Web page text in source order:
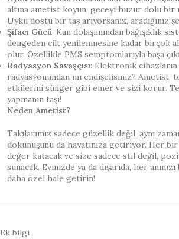
altına ametist koyun, geceyi huzur dolu bir
Uyku dostu bir taş arıyorsanız, aradığınız
Şifacı Gücü: Kan dolaşımından bağışıklık
dengeden cilt yenilenmesine kadar birçok
olur. Özellikle PMS semptomlarıyla başa
Radyasyon Savaşçısı: Elektronik cihazların
radyasyonundan mı endişelisiniz? Ametist,
etkilerini sünger gibi emer ve sizi korur.
yapmanın taşı!
Neden Ametist?
Takılarımız sadece güzellik değil, aynı
dokunuşunu da hayatınıza getiriyor. Her
değer katacak ve size sadece stil değil,
sunacak. Evinizde ya da dışarıda, her
daha özel hale getirin!
Ek bilgi